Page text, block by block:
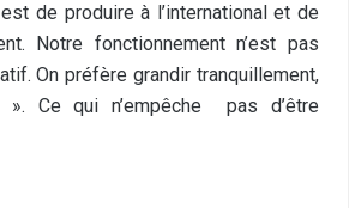
de produire à l’international et de
Notre fonctionnement n’est pas
On préfère grandir tranquillement,
». Ce qui n’empêche pas d’être